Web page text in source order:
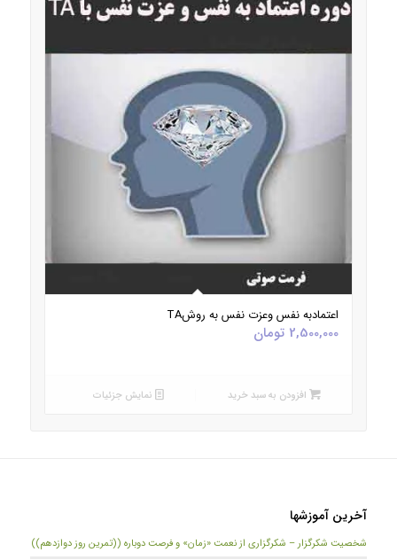
5.00
اعتمادبه نفس وعزت نفس به روشTA
2,500,000 تومان
افزودن به سبد خرید نمایش جزئیات
آخرین آموزشها
شخصیت شکرگزار – شکرگزاری از نعمت «زمان» و فرصت دوباره ((تمرین روز دوازدهم))